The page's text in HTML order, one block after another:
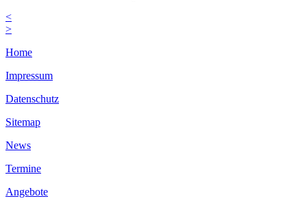
<
>
Home
Impressum
Datenschutz
Sitemap
News
Termine
Angebote